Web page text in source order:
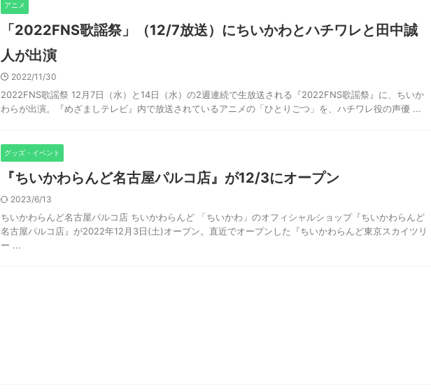
アニメ
「2022FNS歌謡祭」（12/7放送）にちいかわとハチワレと田中誠
人が出演
2022/11/30
2022FNS歌謡祭 12月7日（水）と14日（水）の2週連続で生放送される『2022FNS歌謡祭』に、ちいか
わらが出演。『めざましテレビ』内で放送されているアニメの「ひとりごつ」を、ハチワレ役の声優 ...
グッズ・イベント
『ちいかわらんど名古屋パルコ店』が12/3にオープン
2023/6/13
ちいかわらんど名古屋パルコ店 ちいかわらんど 「ちいかわ」のオフィシャルショップ『ちいかわらんど
名古屋パルコ店』が2022年12月3日(土)オープン。直近でオープンした『ちいかわらんど東京スカイツリ
ー ...